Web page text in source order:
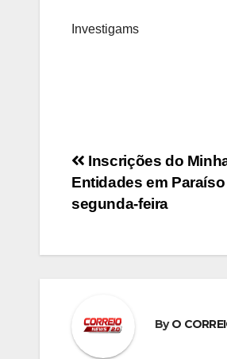
Investigams
Navegação
de
Inscrições do
Entidades em
segunda-feira
ByO